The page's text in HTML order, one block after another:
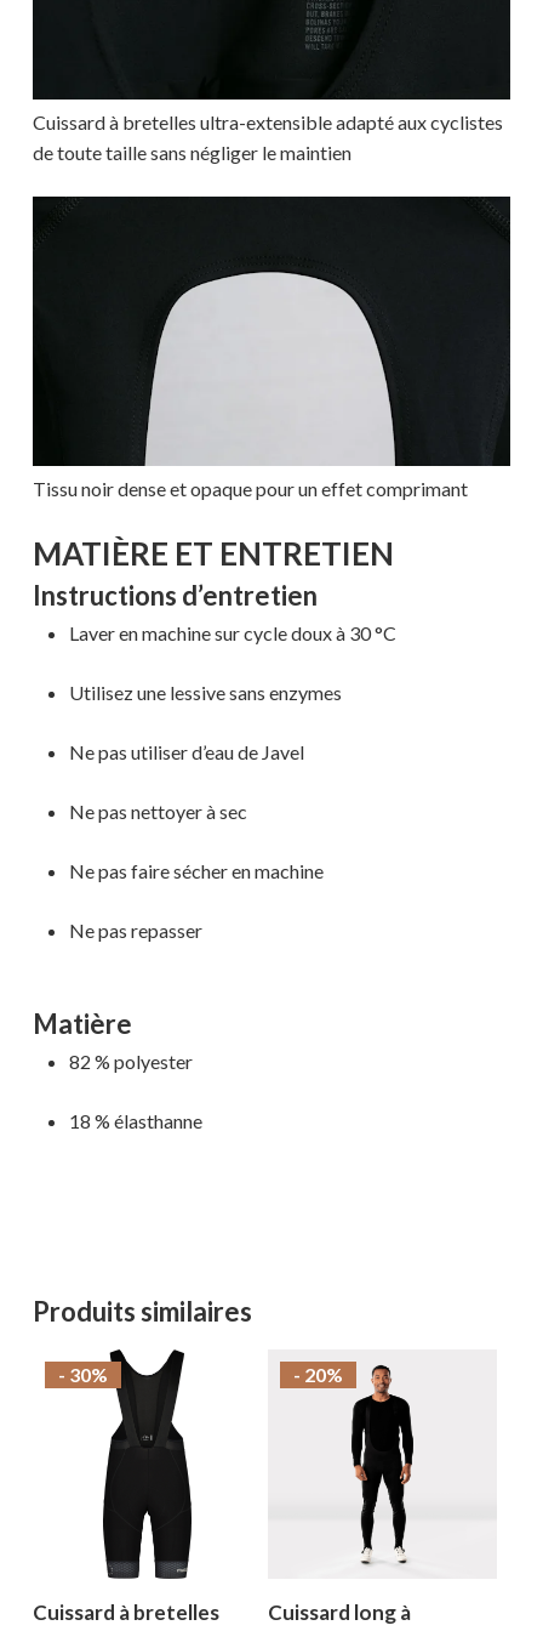
Cuissard à bretelles ultra-extensible adapté aux cyclistes
de toute taille sans négliger le maintien
Tissu noir dense et opaque pour un effet comprimant
MATIÈRE ET ENTRETIEN
Instructions d’entretien
Laver en machine sur cycle doux à 30 °C
Utilisez une lessive sans enzymes
Ne pas utiliser d’eau de Javel
Ne pas nettoyer à sec
Ne pas faire sécher en machine
Ne pas repasser
Matière
82 % polyester
18 % élasthanne
Produits similaires
- 30%
Cuissard à bretelles
- 20%
Cuissard long à